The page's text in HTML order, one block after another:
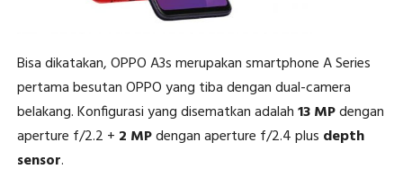
Bisa dikatakan, OPPO A3s merupakan smartphone A Series
pertama besutan OPPO yang tiba dengan dual-camera
belakang. Konfigurasi yang disematkan adalah13 MPdengan
aperture f/2.2 + 2 MPdengan aperture f/2.4 plus depth
sensor.